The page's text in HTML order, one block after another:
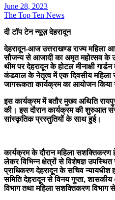
June 28, 2023
The Top Ten News
दी टॉप टेन न्यूज़ देहरादून
देहरादून-आज उत्तराखण्ड राज्य महिला
सौजन्य से आजादी का अमृत महोत्सव के
थीम पर देहरादून के होटल मीनाक्षी
कंडवाल के नेतृत्व में एक दिवसीय महिला
जागरूकता कार्यक्रम का आयोजन किया
इस कार्यक्रम में बतौर मुख्य अथिति
की। इस दौरान कार्यक्रम की शुरुआत
सांस्कृतिक प्रस्तुतियों के साथ हुई।
कार्यक्रम के दौरान महिला सशक्तिकरण
लेकर विभिन्न क्षेत्रों से विशेषज्ञ
प्राधिकरण देहरादून के सचिव
समिति देहरादून से विनय गुप्ता,
विभाग तथा महिला सशक्तिकरण विभाग